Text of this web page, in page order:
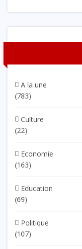
A la une
(783)
Culture
(22)
Economie
(163)
Education
(69)
Politique
(107)